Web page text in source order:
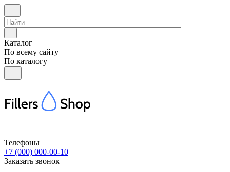
Каталог
По всему сайту
По каталогу
Телефоны
+7 (000) 000-00-10
Заказать звонок